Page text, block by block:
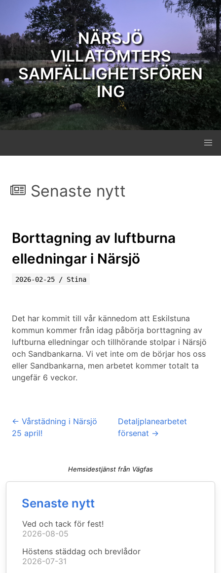
NÄRSJÖ
VILLATOMTERS
SAMFÄLLIGHETSFÖREN
ING
Senaste nytt
Borttagning av luftburna
elledningar i Närsjö
2026-02-25 / Stina
Det har kommit till vår kännedom att Eskilstuna
kommun kommer från idag påbörja borttagning av
luftburna elledningar och tillhörande stolpar i Närsjö
och Sandbankarna. Vi vet inte om de börjar hos oss
eller Sandbankarna, men arbetet kommer totalt ta
ungefär 6 veckor.
← Vårstädning i Närsjö
25 april!
Detaljplanearbetet
försenat →
Hemsidestjänst från Vägfas
Senaste nytt
Ved och tack för fest!
2026-08-05
Höstens städdag och brevlådor
2026-07-31